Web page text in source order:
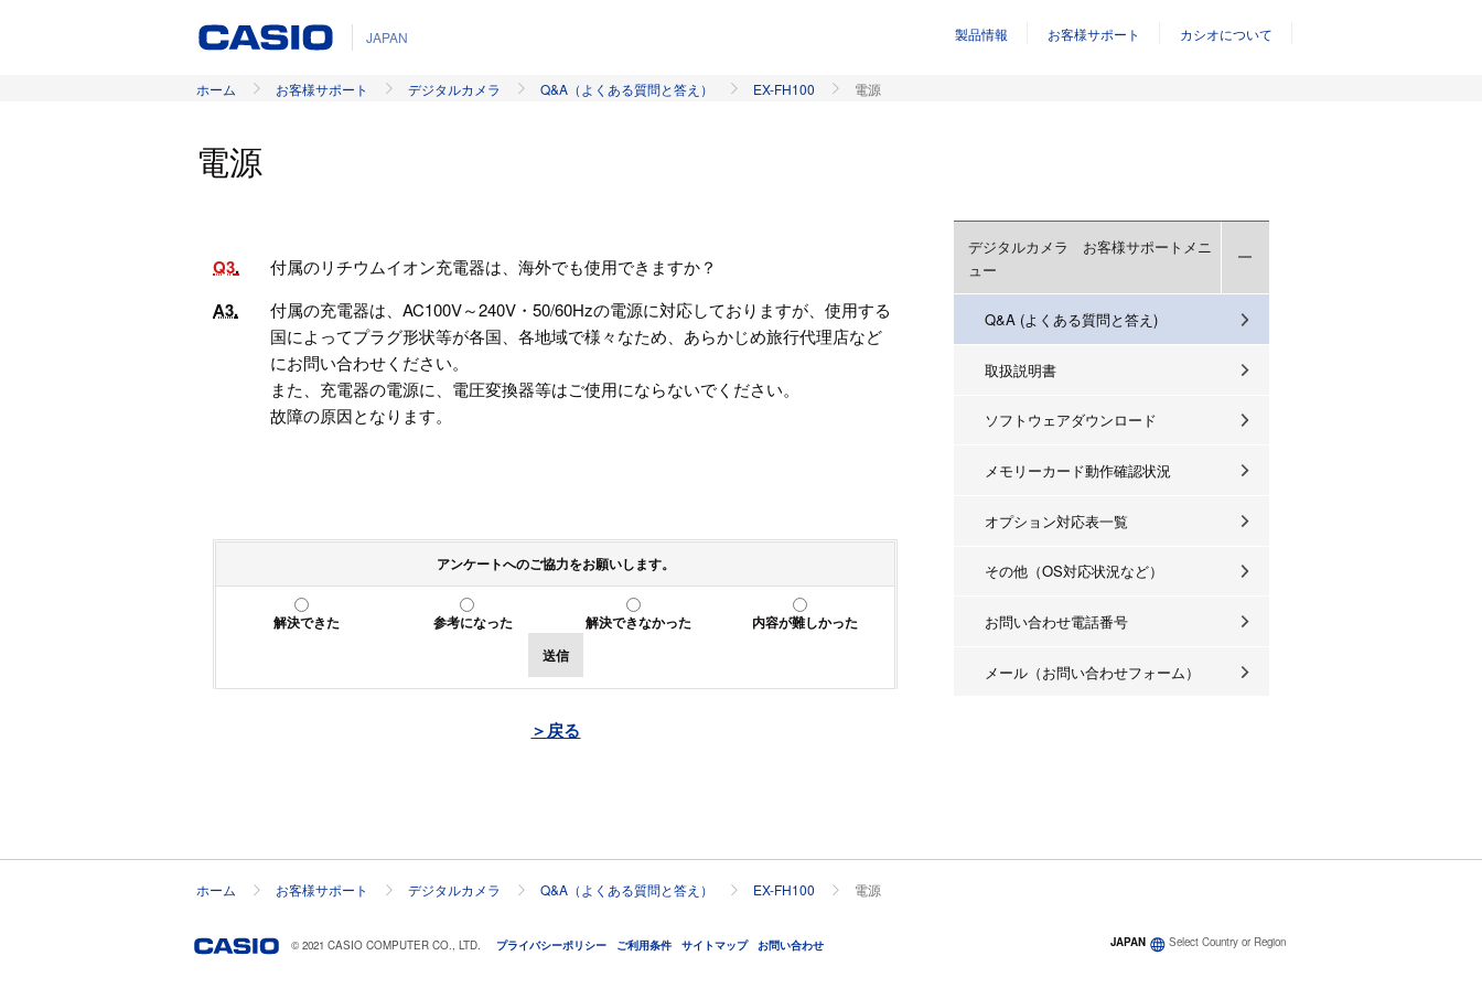
JAPAN 製品情報 お客様サポート カシオについて
ホーム お客様サポート デジタルカメラ Q&A（よくある質問と答え） EX-FH100 電源
電源
Q3 付属のリチウムイオン充電器は、海外でも使用できますか？
A3
付属の充電器は、AC100V～240V・50/60Hzの電源に対応しておりますが、使用する
国によってプラグ形状等が各国、各地域で様々なため、あらかじめ旅行代理店など
にお問い合わせください。
また、充電器の電源に、電圧変換器等はご使用にならないでください。
故障の原因となります。
アンケートへのご協力をお願いします。
解決できた 参考になった 解決できなかった
内容が難しかった
送信
＞戻る
デジタルカメラ お客様サポートメニ
ュー
Q&A (よくある質問と答え)
取扱説明書
ソフトウェアダウンロード
メモリーカード動作確認状況
オプション対応表一覧
その他（OS対応状況など）
お問い合わせ電話番号
メール（お問い合わせフォーム）
ホーム お客様サポート デジタルカメラ Q&A（よくある質問と答え） EX-FH100 電源
© 2021 CASIO COMPUTER CO., LTD. プライバシーポリシー ご利用条件 サイトマップ お問い合わせ JAPAN Select Country or Region